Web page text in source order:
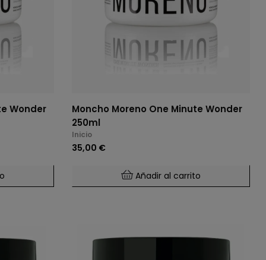
Wonder
Moncho Moreno One Minute Wonder
250ml
Inicio
35,00 €
Añadir al carrito